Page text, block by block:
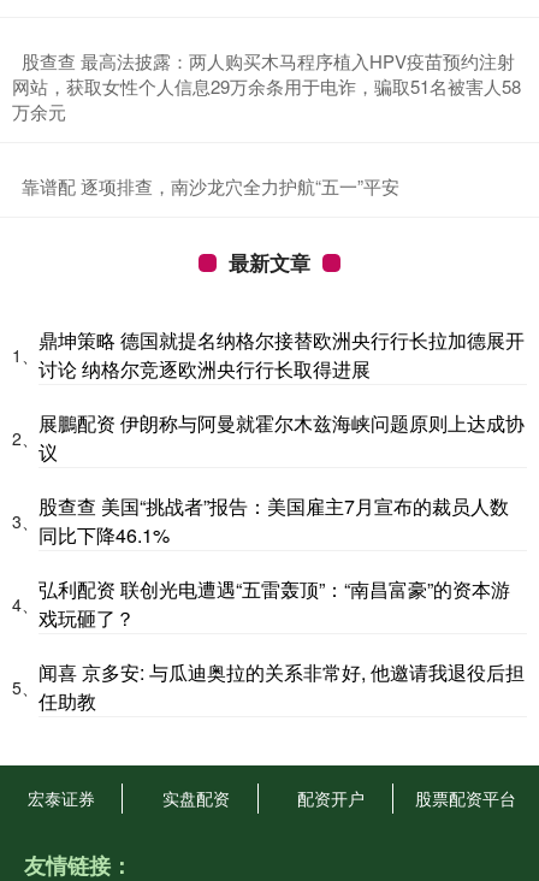
​股查查 最高法披露：两人购买木马程序植入HPV疫苗预约注射
网站，获取女性个人信息29万余条用于电诈，骗取51名被害人58
万余元
​靠谱配 逐项排查，南沙龙穴全力护航“五一”平安
最新文章
1、
鼎坤策略 德国就提名纳格尔接替欧洲央行行长拉加德展开
讨论 纳格尔竞逐欧洲央行行长取得进展
2、
展鵬配资 伊朗称与阿曼就霍尔木兹海峡问题原则上达成协
议
3、
股查查 美国“挑战者”报告：美国雇主7月宣布的裁员人数
同比下降46.1%
4、
弘利配资 联创光电遭遇“五雷轰顶”：“南昌富豪”的资本游
戏玩砸了？
5、
闻喜 京多安: 与瓜迪奥拉的关系非常好, 他邀请我退役后担
任助教
宏泰证券 实盘配资 配资开户 股票配资平台
友情链接：